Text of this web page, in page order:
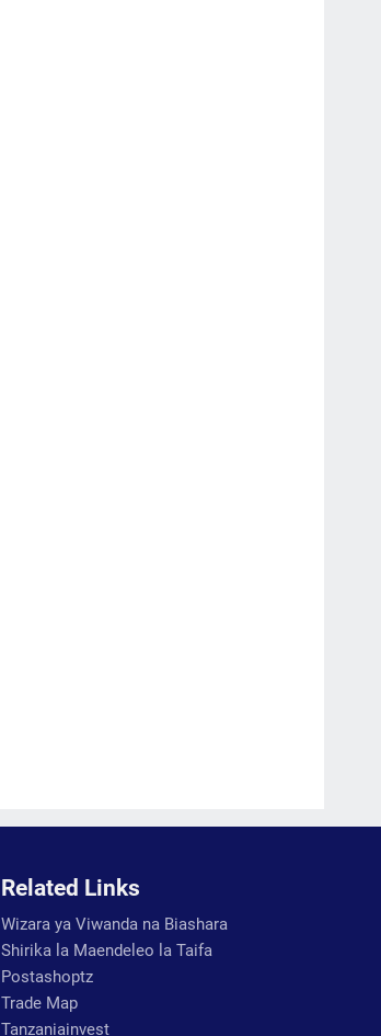
Related Links
Wizara ya Viwanda na Biashara
Shirika la Maendeleo la Taifa
Postashoptz
Trade Map
Tanzaniainvest